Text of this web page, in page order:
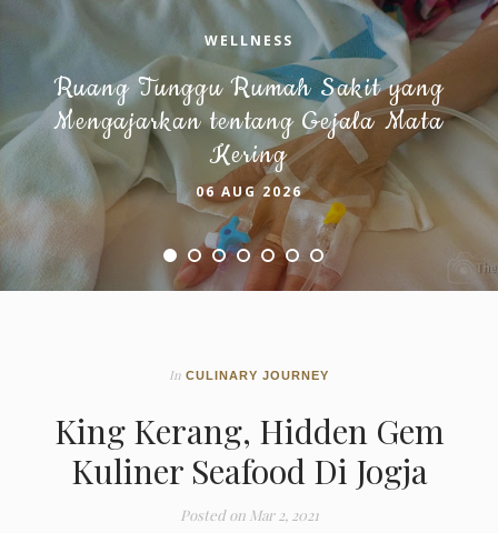
WELLNESS
Ruang Tunggu Rumah Sakit yang
Mengajarkan tentang Gejala Mata
Kering
06 AUG 2026
In CULINARY JOURNEY
King Kerang, Hidden Gem
Kuliner Seafood Di Jogja
Posted onMar 2, 2021